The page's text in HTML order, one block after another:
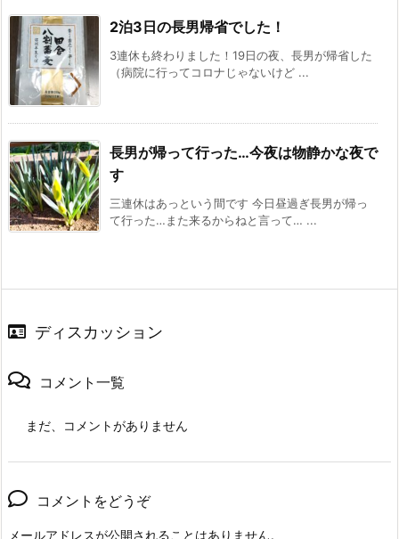
2泊3日の長男帰省でした！
3連休も終わりました！19日の夜、長男が帰省した
（病院に行ってコロナじゃないけど ...
長男が帰って行った…今夜は物静かな夜で
す
三連休はあっという間です 今日昼過ぎ長男が帰っ
て行った…また来るからねと言って… ...
ディスカッション
コメント一覧
まだ、コメントがありません
コメントをどうぞ
メールアドレスが公開されることはありません。